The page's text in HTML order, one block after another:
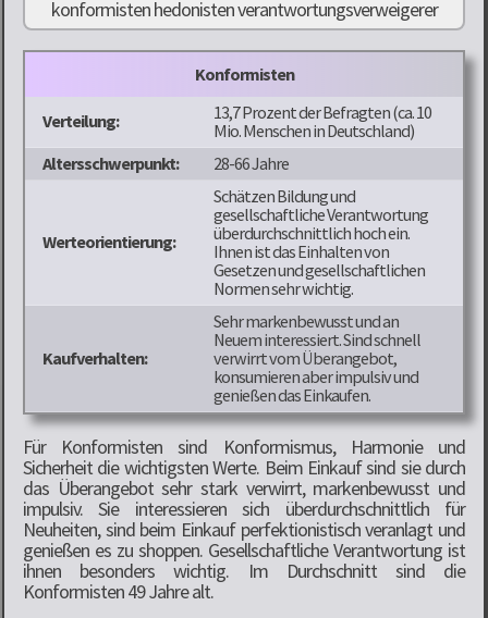
Konformisten
Verteilung:
13,7 Prozent der Befragten (ca. 10
Mio. Menschen in Deutschland)
Altersschwerpunkt:
28-66 Jahre
Werteorientierung:
Schätzen Bildung und
gesellschaftliche Verantwortung
überdurchschnittlich hoch ein.
Ihnen ist das Einhalten von
Gesetzen und gesellschaftlichen
Normen sehr wichtig.
Kaufverhalten:
Sehr markenbewusst und an
Neuem interessiert. Sind schnell
verwirrt vom Überangebot,
konsumieren aber impulsiv und
genießen das Einkaufen.
Für Konformisten sind Konformismus, Harmonie und
Sicherheit die wichtigsten Werte. Beim Einkauf sind sie durch
das Überangebot sehr stark verwirrt, markenbewusst und
impulsiv. Sie interessieren sich überdurchschnittlich für
Neuheiten, sind beim Einkauf perfektionistisch veranlagt und
genießen es zu shoppen. Gesellschaftliche Verantwortung ist
ihnen besonders wichtig. Im Durchschnitt sind die
Konformisten 49 Jahre alt.